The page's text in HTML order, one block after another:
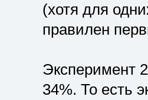
(хотя для
правилен
Эксперимент
34%. То есть